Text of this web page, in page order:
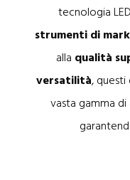
tecnologia
strumenti di
alla qualità
versatilità,
vasta gamma